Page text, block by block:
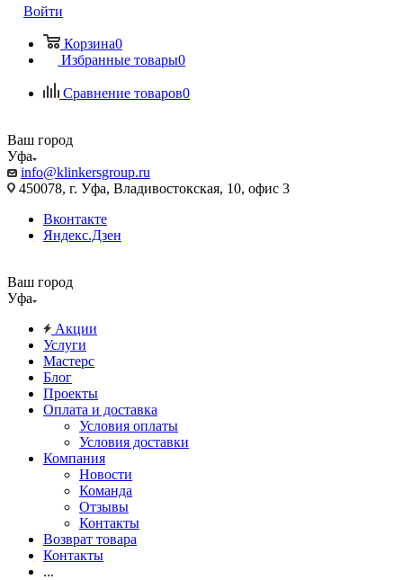
Войти
Корзина0
Избранные товары0
Сравнение товаров0
Ваш город
Уфа
info@klinkersgroup.ru
450078, г. Уфа, Владивостокская, 10, офис 3
Вконтакте
Яндекс.Дзен
Ваш город
Уфа
Акции
Услуги
Мастерс
Блог
Проекты
Оплата и доставка
Условия оплаты
Условия доставки
Компания
Новости
Команда
Отзывы
Контакты
Возврат товара
Контакты
...